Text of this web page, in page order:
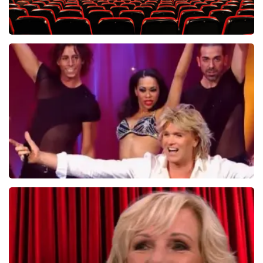
Saturday Night Fever
60
BEKIJKEN
reviews